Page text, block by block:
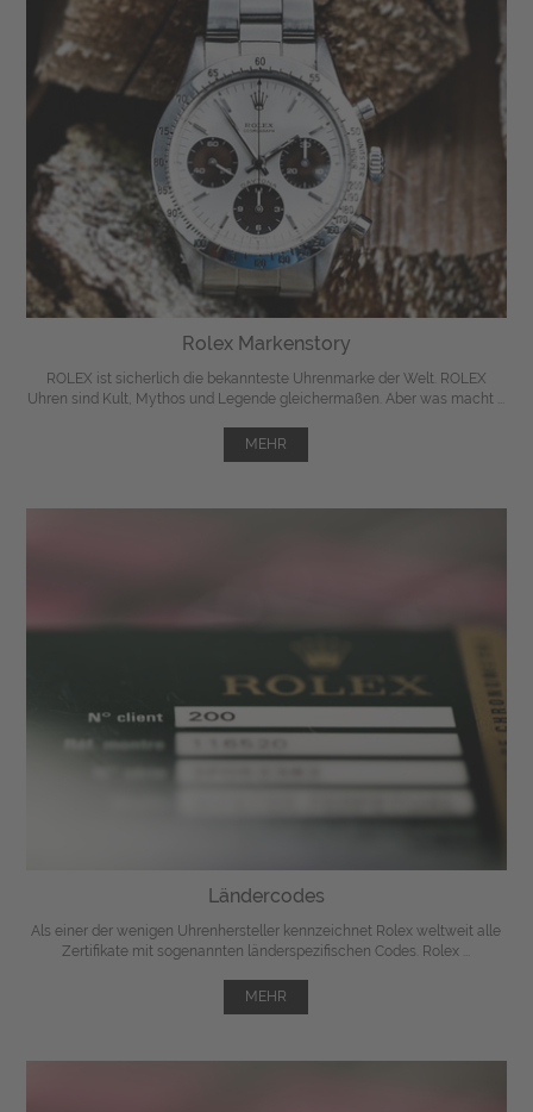
Rolex Markenstory
ROLEX ist sicherlich die bekannteste Uhrenmarke der Welt. ROLEX
Uhren sind Kult, Mythos und Legende gleichermaßen. Aber was macht ...
MEHR
Ländercodes
Als einer der wenigen Uhrenhersteller kennzeichnet Rolex weltweit alle
Zertifikate mit sogenannten länderspezifischen Codes. Rolex ...
MEHR